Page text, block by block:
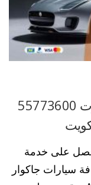
كراج تصليح سيارات جاكوار سبورت 55773600
على خدمة
سيارات جاكوار